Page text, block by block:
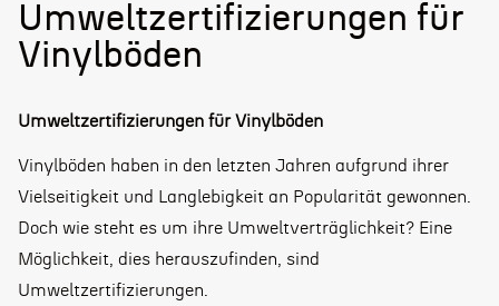
Umweltzertifizierungen für
Vinylböden
Umweltzertifizierungen für Vinylböden
Vinylböden haben in den letzten Jahren aufgrund ihrer
Vielseitigkeit und Langlebigkeit an Popularität gewonnen.
Doch wie steht es um ihre Umweltverträglichkeit? Eine
Möglichkeit, dies herauszufinden, sind
Umweltzertifizierungen.